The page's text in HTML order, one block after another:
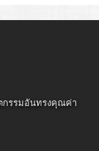
กรรมอันทรงคุณค่า